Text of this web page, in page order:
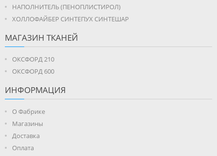
НАПОЛНИТЕЛЬ (ПЕНОПЛИСТИРОЛ)
ХОЛЛОФАЙБЕР СИНТЕПУХ СИНТЕШАР
МАГАЗИН ТКАНЕЙ
ОКСФОРД 210
ОКСФОРД 600
ИНФОРМАЦИЯ
О Фабрике
Магазины
Доставка
Оплата